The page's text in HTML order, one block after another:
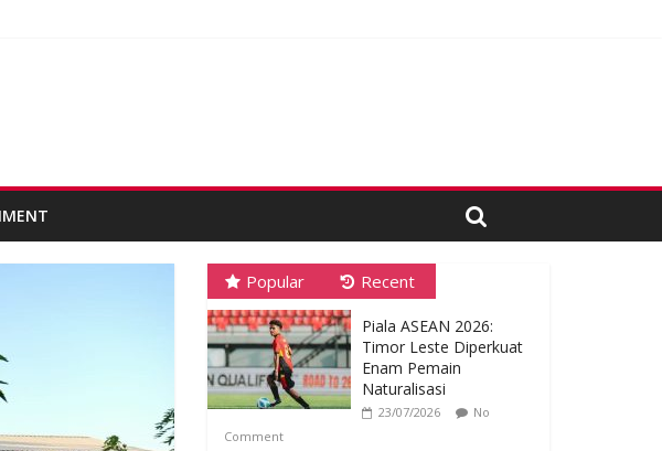
di PNG
Popular Recent
Piala ASEAN 2026:
Timor Leste Diperkuat
Enam Pemain
Naturalisasi
23/07/2026
No
Comment